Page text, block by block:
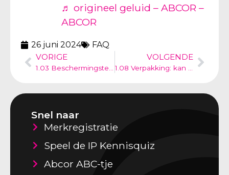
♬ origineel geluid – ABCOR –
ABCOR
26 juni 2024
FAQ
VORIGE
VOLGENDE
Snel naar
Merkregistratie
Speel de IP Kennisquiz
Abcor ABC-tje